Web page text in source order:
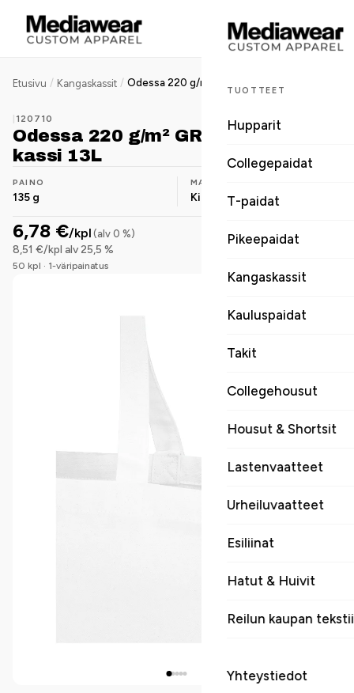
TUOTTEET
Hupparit
Collegepaidat
T-paidat
Pikeepaidat
Kangaskassit
Kauluspaidat
Takit
Collegehousut
Housut & Shortsit
Lastenvaatteet
Urheiluvaatteet
Esiliinat
Hatut & Huivit
Reilun kaupan
Yhteystiedot
Etusivu / Kangaskassit /
120710
Odessa 220 g/m² GRS kierrätetty
kassi 13L
PAINO
135 g
MATERIAALI
Kierrätyspuuvilla
6,78 €/kpl (alv 0 %)
8,51 €/kpl alv 25,5 %
50 kpl · 1-väripainatus